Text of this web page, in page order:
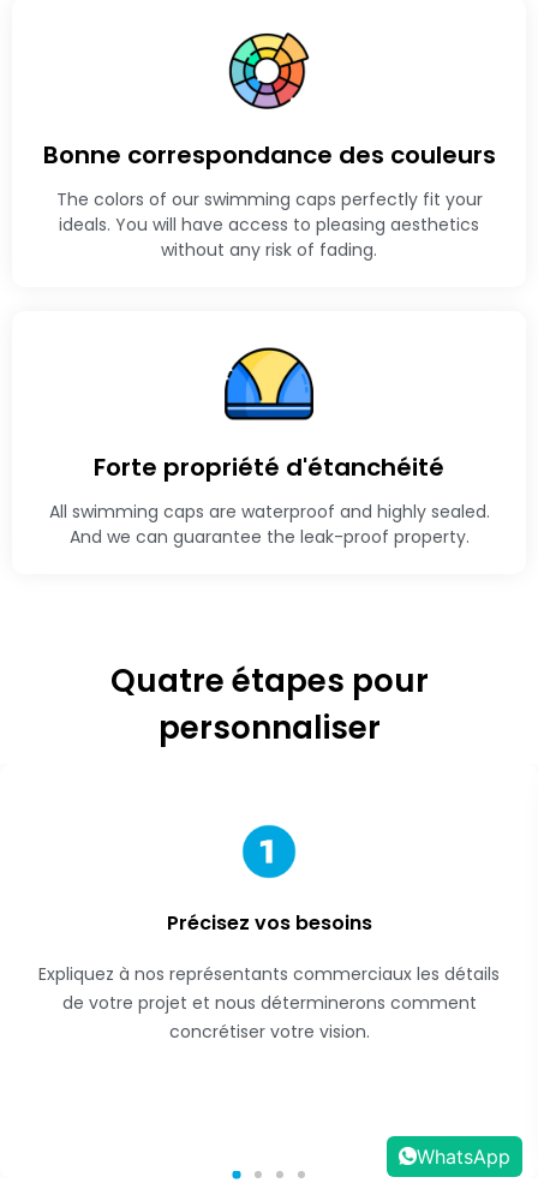
Bonne correspondance des couleurs
The colors of our swimming caps perfectly fit your
ideals. You will have access to pleasing aesthetics
without any risk of fading.
Forte propriété d'étanchéité
All swimming caps are waterproof and highly sealed.
And we can guarantee the leak-proof property.
Quatre étapes pour
personnaliser
Précisez vos besoins
Expliquez à nos représentants commerciaux les détails
de votre projet et nous déterminerons comment
concrétiser votre vision.
WhatsApp